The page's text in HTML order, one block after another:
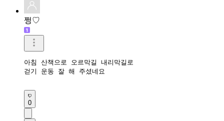
쩡♡
아침 산책으로 오르막길 내리막길로
걷기 운동 잘 해 주셨네요
0